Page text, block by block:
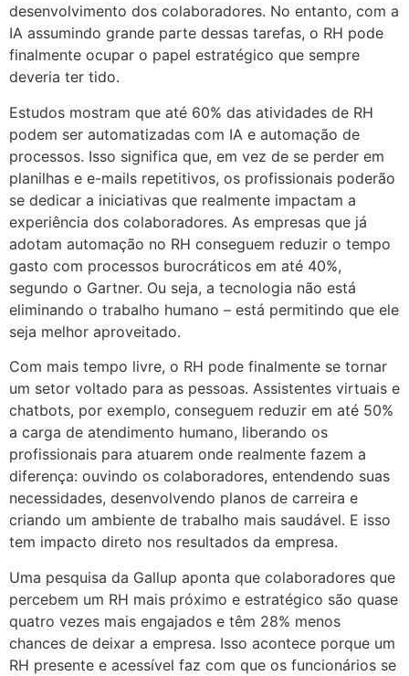
desenvolvimento dos colaboradores. No entanto, com a
IA assumindo grande parte dessas tarefas, o RH pode
finalmente ocupar o papel estratégico que sempre
deveria ter tido.
Estudos mostram que até 60% das atividades de RH
podem ser automatizadas com IA e automação de
processos. Isso significa que, em vez de se perder em
planilhas e e-mails repetitivos, os profissionais poderão
se dedicar a iniciativas que realmente impactam a
experiência dos colaboradores. As empresas que já
adotam automação no RH conseguem reduzir o tempo
gasto com processos burocráticos em até 40%,
segundo o Gartner. Ou seja, a tecnologia não está
eliminando o trabalho humano – está permitindo que ele
seja melhor aproveitado.
Com mais tempo livre, o RH pode finalmente se tornar
um setor voltado para as pessoas. Assistentes virtuais e
chatbots, por exemplo, conseguem reduzir em até 50%
a carga de atendimento humano, liberando os
profissionais para atuarem onde realmente fazem a
diferença: ouvindo os colaboradores, entendendo suas
necessidades, desenvolvendo planos de carreira e
criando um ambiente de trabalho mais saudável. E isso
tem impacto direto nos resultados da empresa.
Uma pesquisa da Gallup aponta que colaboradores que
percebem um RH mais próximo e estratégico são quase
quatro vezes mais engajados e têm 28% menos
chances de deixar a empresa. Isso acontece porque um
RH presente e acessível faz com que os funcionários se